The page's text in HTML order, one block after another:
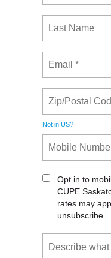
Not in US?
Opt in to
CUPE
rates may
unsubscribe.